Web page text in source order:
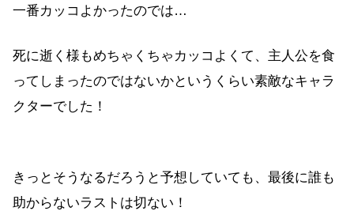
一番カッコよかったのでは…
死に逝く様もめちゃくちゃカッコよくて、主人公を食
ってしまったのではないかというくらい素敵なキャラ
クターでした！
きっとそうなるだろうと予想していても、最後に誰も
助からないラストは切ない！